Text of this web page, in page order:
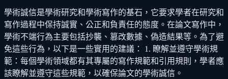
學術誠信是學術研究和學術寫作的基石，它要求學者在研究和
寫作過程中保持誠實、公正和負責任的態度。在論文寫作中，
學術不端行為主要包括抄襲、篡改數據、偽造結果等。為了避
免這些行為，以下是一些實用的建議： 1. 瞭解並遵守學術規
範：每個學術領域都有其專屬的寫作規範和引用規則，學者應
該瞭解並遵守這些規範，以確保論文的學術誠信。